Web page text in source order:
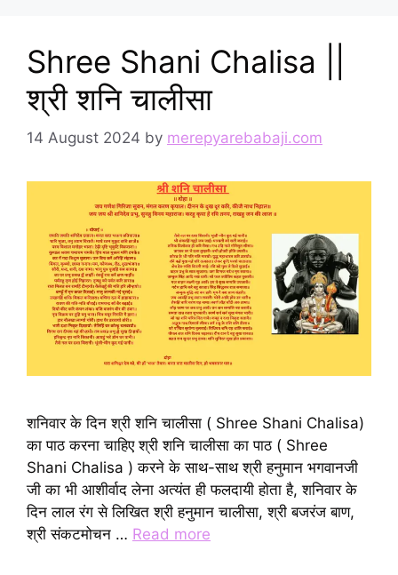
Shree Shani Chalisa ||
श्री शनि चालीसा
14 August 2024 by merepyarebabaji.com
शनिवार के दिन श्री शनि चालीसा ( Shree Shani Chalisa)
का पाठ करना चाहिए श्री शनि चालीसा का पाठ ( Shree
Shani Chalisa ) करने के साथ-साथ श्री हनुमान भगवानजी
जी का भी आशीर्वाद लेना अत्यंत ही फलदायी होता है, शनिवार के
दिन लाल रंग से लिखित श्री हनुमान चालीसा, श्री बजरंज बाण,
श्री संकटमोचन … Read more